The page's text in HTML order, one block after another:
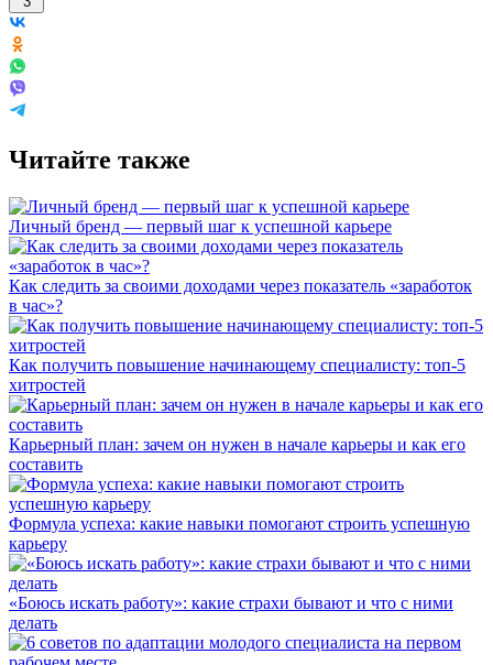
Читайте также
Личный бренд — первый шаг к успешной карьере
Как следить за своими доходами через показатель «заработок
в час»?
Как получить повышение начинающему специалисту: топ-5
хитростей
Карьерный план: зачем он нужен в начале карьеры и как его
составить
Формула успеха: какие навыки помогают строить успешную
карьеру
«Боюсь искать работу»: какие страхи бывают и что с ними
делать